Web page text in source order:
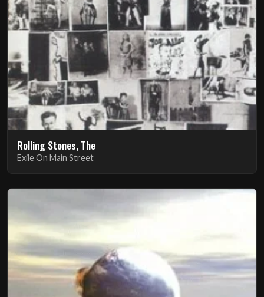
Rolling Stones, The
Exile On Main Street